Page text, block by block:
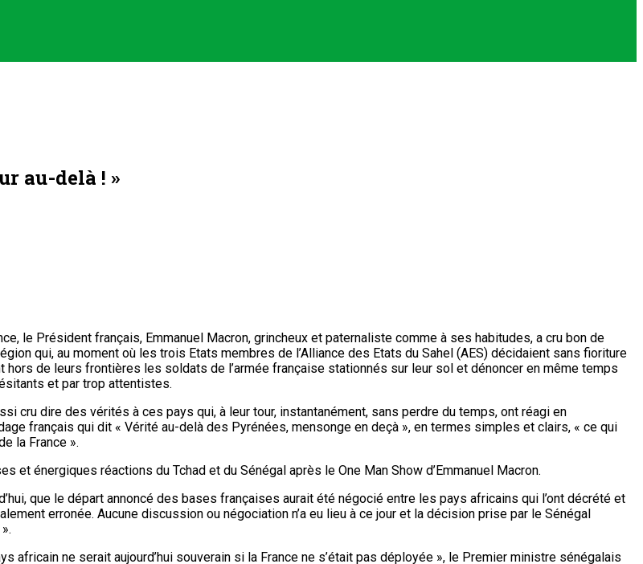
au-delà ! »
le Président français, Emmanuel Macron, grincheux et paternaliste comme à ses habitudes, a cru bon de
qui, au moment où les trois Etats membres de l’Alliance des Etats du Sahel (AES) décidaient sans fioriture
de leurs frontières les soldats de l’armée française stationnés sur leur sol et dénoncer en même temps
et par trop attentistes.
cru dire des vérités à ces pays qui, à leur tour, instantanément, sans perdre du temps, ont réagi en
français qui dit « Vérité au-delà des Pyrénées, mensonge en deçà », en termes simples et clairs, « ce qui
la France ».
et énergiques réactions du Tchad et du Sénégal après le One Man Show d’Emmanuel Macron.
que le départ annoncé des bases françaises aurait été négocié entre les pays africains qui l’ont décrété et
erronée. Aucune discussion ou négociation n’a eu lieu à ce jour et la décision prise par le Sénégal
ne serait aujourd’hui souverain si la France ne s’était pas déployée », le Premier ministre sénégalais